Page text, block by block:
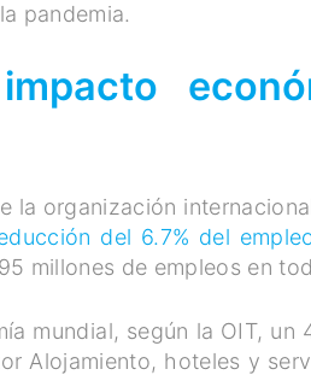
pandemia.
la organización
del 6.7% del
millones de empleos en
mundial, según la OIT,
Alojamiento, hoteles y